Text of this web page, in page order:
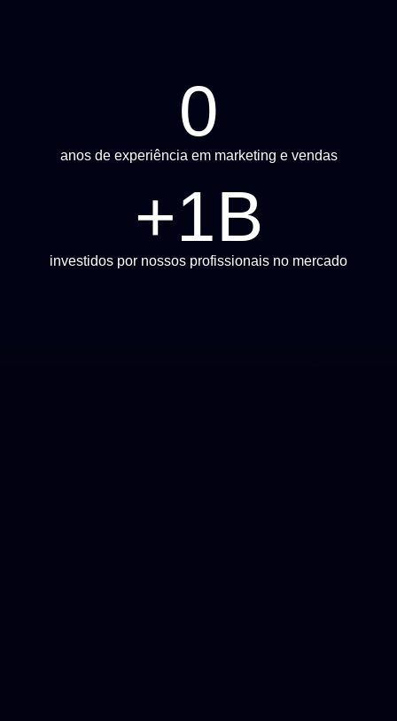
anos de experiência em marketing e vendas
0
investidos por nossos profissionais no mercado
+1B